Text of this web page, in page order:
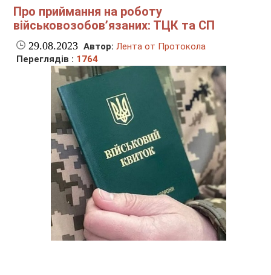
Про приймання на роботу
військовозобов’язаних: ТЦК та СП
29.08.2023 Автор: Лента от Протокола
Переглядів : 1764